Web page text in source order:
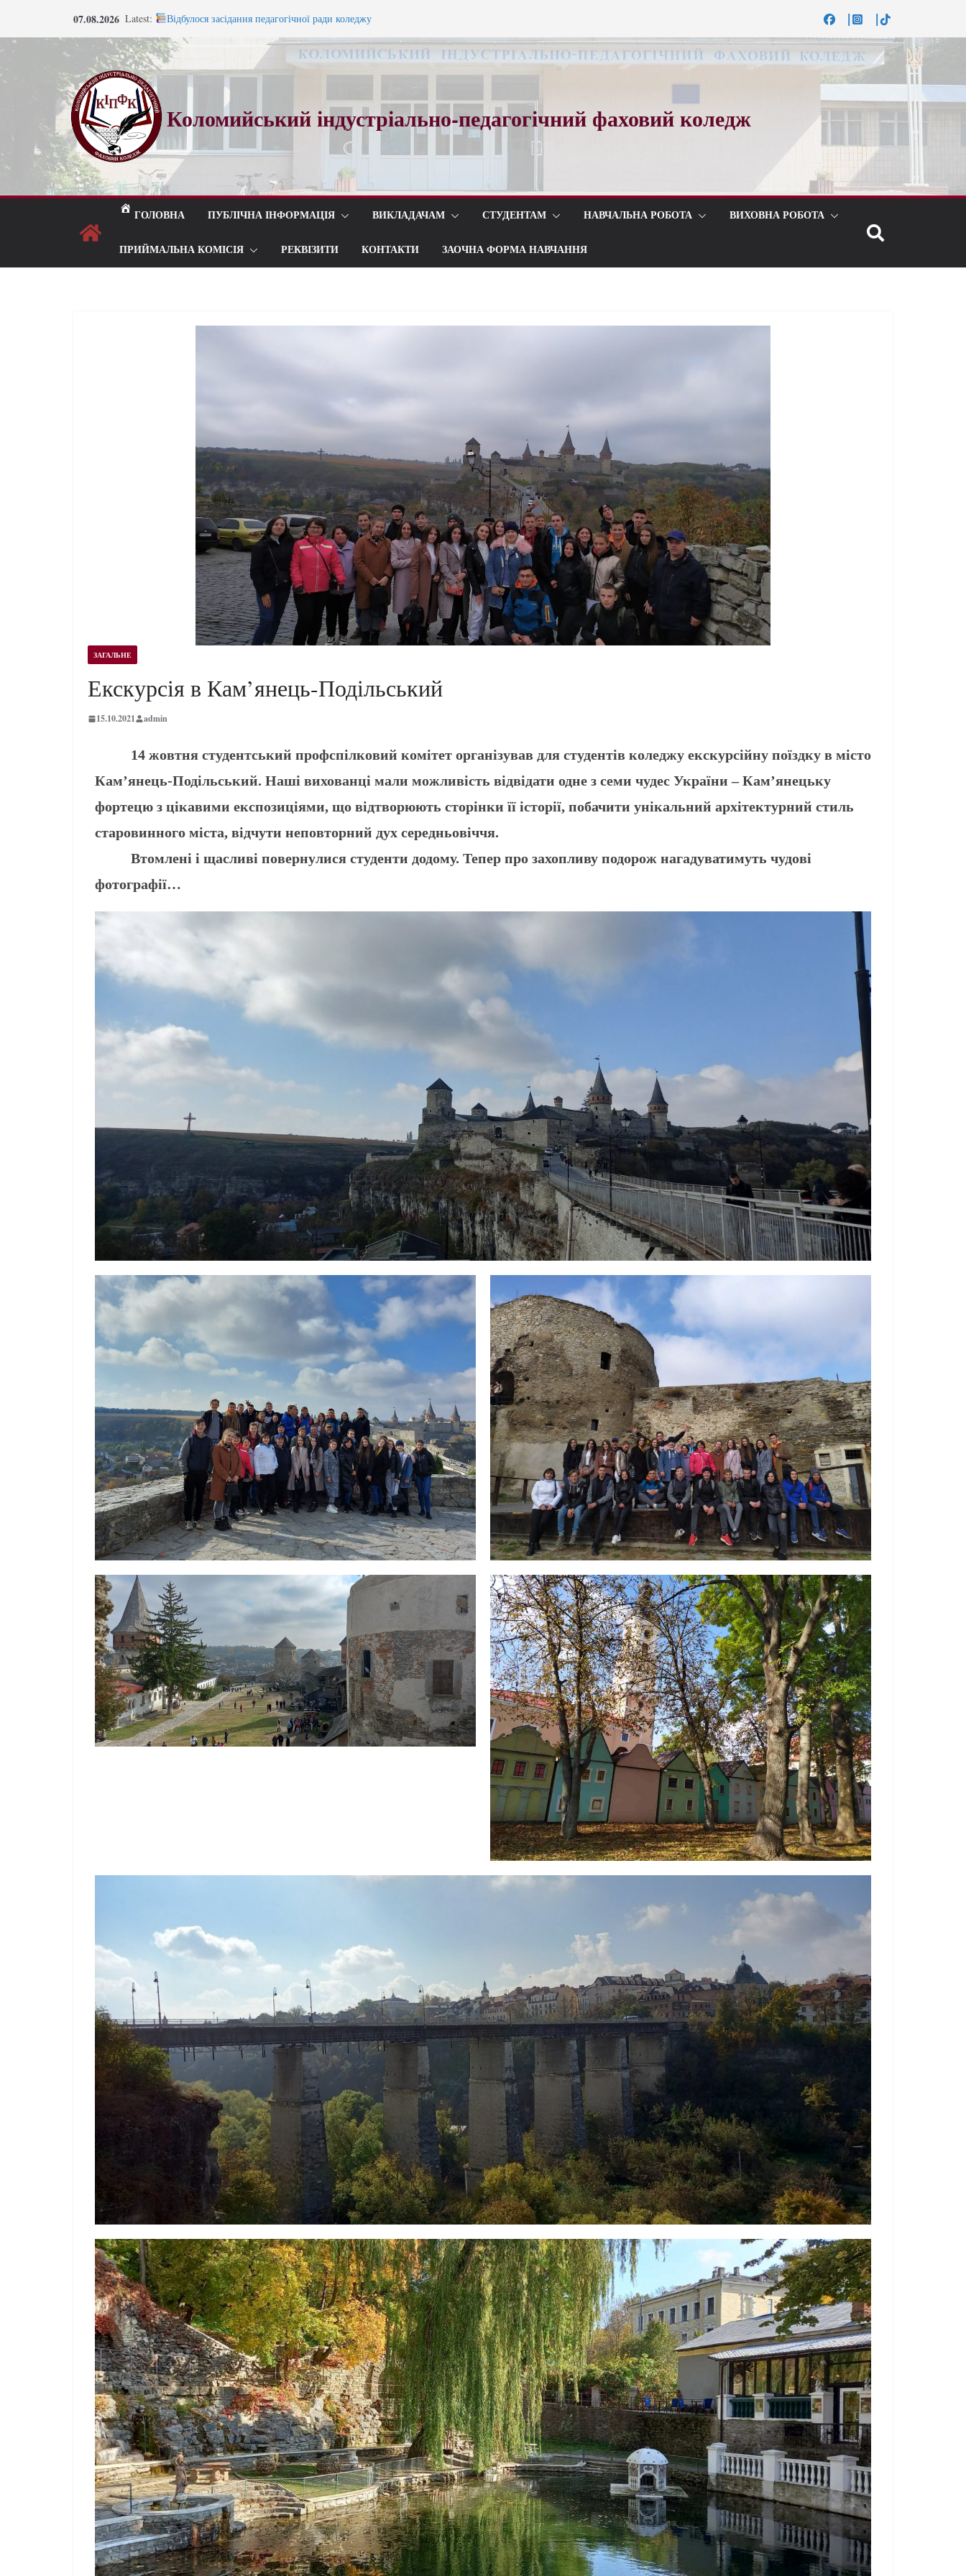
07.08.2026 Latest:
Відбулося засідання педагогічної ради коледжу
Запрошуємо на навчання!
ВСТУП 2026
Під шелест лип і мелодію прощального вальсу…
Коломийський індустріально-педагогічний фаховий коледж
ГОЛОВНА ПУБЛІЧНА ІНФОРМАЦІЯ ВИКЛАДАЧАМ СТУДЕНТАМ НАВЧАЛЬНА РОБОТА ВИХОВНА РОБОТА
ПРИЙМАЛЬНА КОМІСІЯ РЕКВІЗИТИ КОНТАКТИ ЗАОЧНА ФОРМА НАВЧАННЯ
ЗАГАЛЬНЕ
Екскурсія в Кам’янець-Подільський
15.10.2021 admin
14 жовтня студентський профспілковий комітет організував для студентів коледжу екскурсійну поїздку в місто
Кам’янець-Подільський. Наші вихованці мали можливість відвідати одне з семи чудес України – Кам’янецьку
фортецю з цікавими експозиціями, що відтворюють сторінки її історії, побачити унікальний архітектурний стиль
старовинного міста, відчути неповторний дух середньовіччя.
Втомлені і щасливі повернулися студенти додому. Тепер про захопливу подорож нагадуватимуть чудові
фотографії…